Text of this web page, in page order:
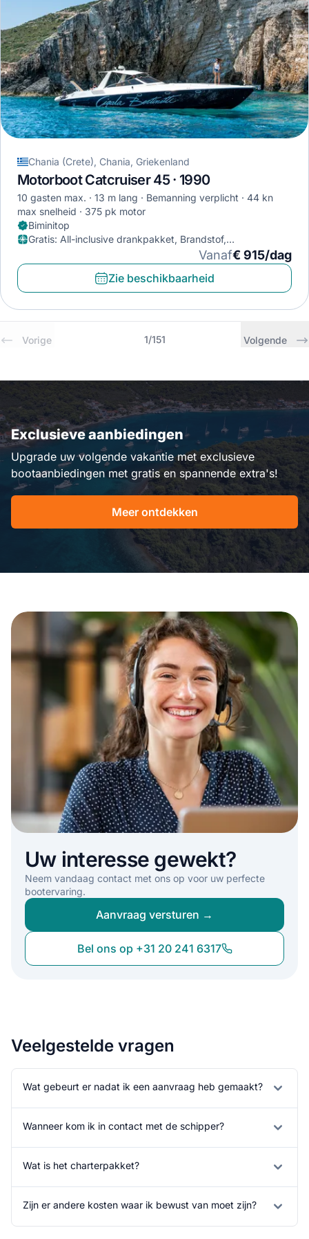
Chania (Crete), Chania, Griekenland
Motorboot Catcruiser 45 · 1990
10 gasten max. 13 m lang Bemanning verplicht
44 kn
max snelheid
375 pk motor
Biminitop
Gratis: All-inclusive drankpakket, Brandstof,
Vanaf€ 915/dag
Zie beschikbaarheid
Vorige 1/151 Volgende
Exclusieve aanbiedingen
Upgrade uw volgende vakantie met exclusieve
bootaanbiedingen met gratis en spannende extra's!
Meer ontdekken
Uw interesse gewekt?
Neem vandaag contact met ons op voor uw perfecte
bootervaring.
Aanvraag versturen →
Bel ons op +31 20 241 6317
Veelgestelde vragen
Wat gebeurt er nadat ik een aanvraag heb gemaakt?
Wanneer kom ik in contact met de schipper?
Wat is het charterpakket?
Zijn er andere kosten waar ik bewust van moet zijn?